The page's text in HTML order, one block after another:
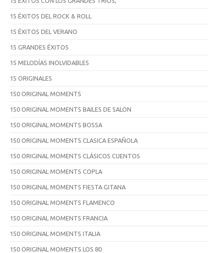
15 ÉXITOS DEL ROCK & ROLL
15 ÉXITOS DEL VERANO
15 GRANDES ÉXITOS
15 MELODÍAS INOLVIDABLES
15 ORIGINALES
150 ORIGINAL MOMENTS
150 ORIGINAL MOMENTS BAILES DE SALON
150 ORIGINAL MOMENTS BOSSA
150 ORIGINAL MOMENTS CLASICA ESPAÑOLA
150 ORIGINAL MOMENTS CLÁSICOS CUENTOS
150 ORIGINAL MOMENTS COPLA
150 ORIGINAL MOMENTS FIESTA GITANA
150 ORIGINAL MOMENTS FLAMENCO
150 ORIGINAL MOMENTS FRANCIA
150 ORIGINAL MOMENTS ITALIA
150 ORIGINAL MOMENTS LOS 80